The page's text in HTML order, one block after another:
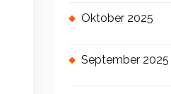
Oktober 2025
September 2025